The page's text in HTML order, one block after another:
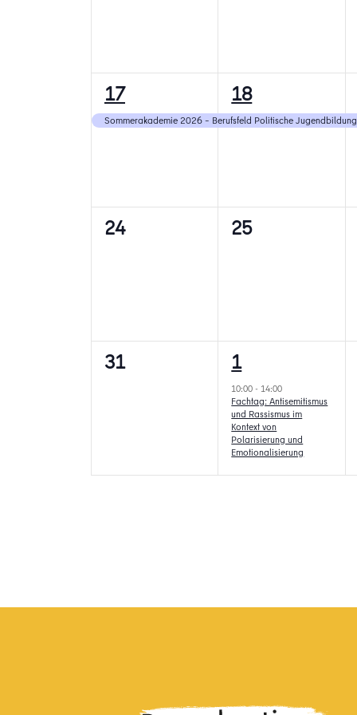
1
Veranstaltung,
17
Sommerakademie 2026 – Berufsfeld Politische Jugendbildung
1
Veranstaltung,
18
0
24
0
25
0
Veranstaltungen,
31
1
Veranstaltung,
1
10:00- 14:00
Fachtag: Antisemitismus
und Rassismus im
Kontext von
Polarisierung und
Emotionalisierung